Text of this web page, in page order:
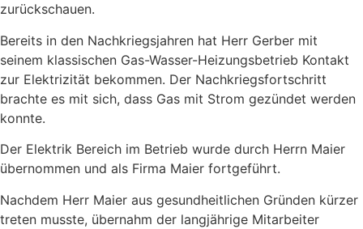
zurückschauen.
Bereits in den Nachkriegsjahren hat Herr Gerber mit
seinem klassischen Gas-Wasser-Heizungsbetrieb Kontakt
zur Elektrizität bekommen. Der Nachkriegsfortschritt
brachte es mit sich, dass Gas mit Strom gezündet werden
konnte.
Der Elektrik Bereich im Betrieb wurde durch Herrn Maier
übernommen und als Firma Maier fortgeführt.
Nachdem Herr Maier aus gesundheitlichen Gründen kürzer
treten musste, übernahm der langjährige Mitarbeiter